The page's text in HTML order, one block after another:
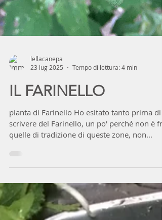
lellacanepa
23 lug 2025
Tempo di lettura: 4 min
IL FARINELLO
quelle di tradizione di queste zone, non...